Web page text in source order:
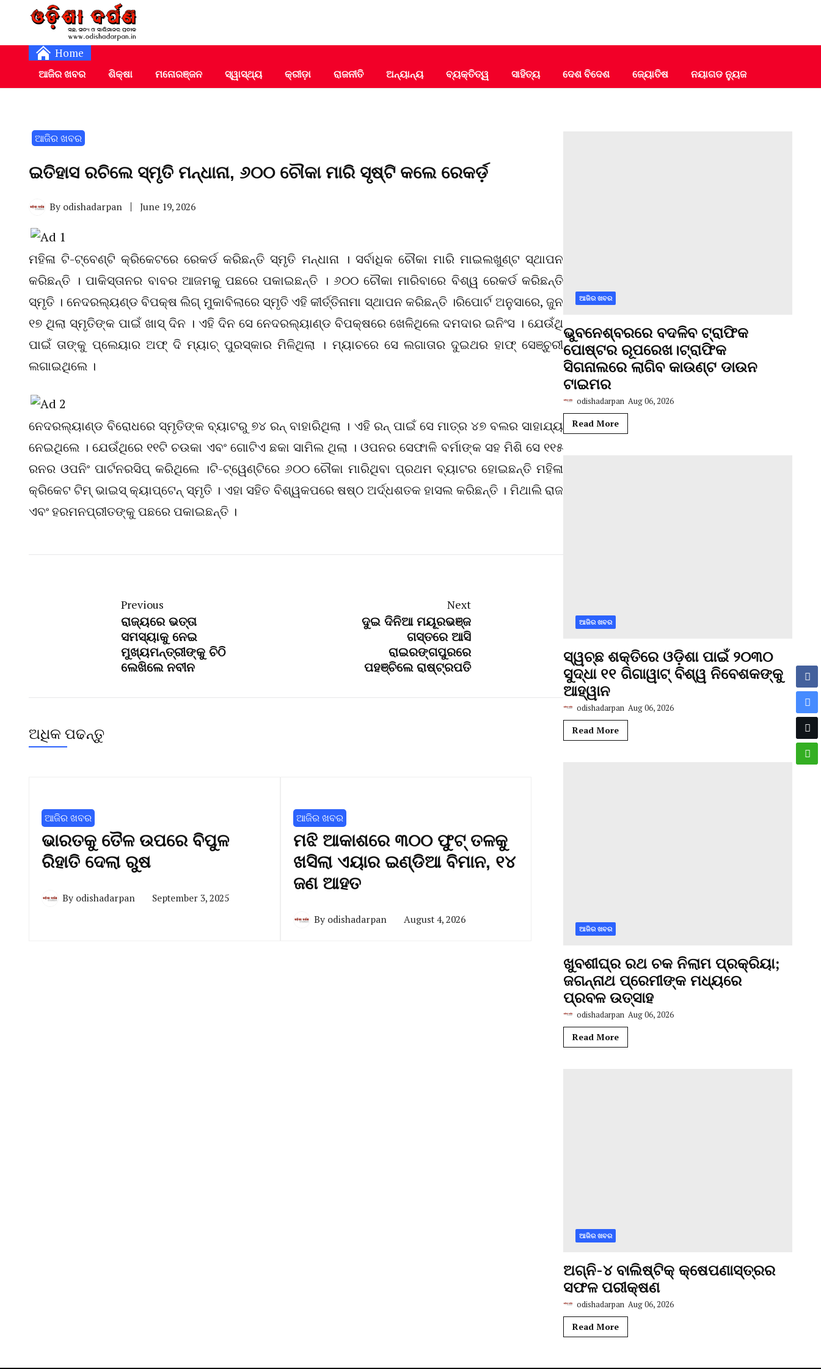
Home
ଆଜିର ଖବର ଶିକ୍ଷା ମନୋରଞ୍ଜନ ସ୍ୱାସ୍ଥ୍ୟ କ୍ରୀଡ଼ା ରାଜନୀତି ଅନ୍ୟାନ୍ୟ ବ୍ୟକ୍ତିତ୍ୱ ସାହିତ୍ୟ ଦେଶ ବିଦେଶ ଜ୍ୟୋତିଷ ନୟାଗଡ ନ୍ୟୁଜ
ଆଜିର ଖବର
ଇତିହାସ ରଚିଲେ ସ୍ମୃତି ମନ୍ଧାନା, ୬୦୦ ଚୌକା ମାରି ସୃଷ୍ଟି କଲେ ରେକର୍ଡ଼
By odishadarpan June 19, 2026
ମହିଳା ଟି-ଟ୍ବେଣ୍ଟି କ୍ରିକେଟରେ ରେକର୍ଡ କରିଛନ୍ତି ସ୍ମୃତି ମନ୍ଧାନା । ସର୍ବାଧିକ ଚୌକା ମାରି ମାଇଲଖୁଣ୍ଟ ସ୍ଥାପନ
କରିଛନ୍ତି । ପାକିସ୍ତାନର ବାବର ଆଜମକୁ ପଛରେ ପକାଇଛନ୍ତି । ୬୦୦ ଚୌକା ମାରିବାରେ ବିଶ୍ୱ ରେକର୍ଡ କରିଛନ୍ତି
ସ୍ମୃତି । ନେଦରଲ୍ୟଣ୍ଡ ବିପକ୍ଷ ଲିଗ୍ ମୁକାବିଲାରେ ସ୍ମୃତି ଏହି କୀର୍ତ୍ତିନାମା ସ୍ଥାପନ କରିଛନ୍ତି ।ରିପୋର୍ଟ ଅନୁସାରେ, ଜୁନ
୧୭ ଥିଲା ସ୍ମୃତିଙ୍କ ପାଇଁ ଖାସ୍ ଦିନ । ଏହି ଦିନ ସେ ନେଦରଲ୍ୟାଣ୍ଡ ବିପକ୍ଷରେ ଖେଳିଥିଲେ ଦମଦାର ଇନିଂସ । ଯେଉଁଥି
ପାଇଁ ତାଙ୍କୁ ପ୍ଲେୟାର ଅଫ୍ ଦି ମ୍ୟାଚ୍ ପୁରସ୍କାର ମିଳିଥିଲା । ମ୍ୟାଚରେ ସେ ଲଗାତାର ଦୁଇଥର ହାଫ୍ ସେଞ୍ଚୁରୀ
ଲଗାଇଥିଲେ ।
ନେଦରଲ୍ୟାଣ୍ଡ ବିରୋଧରେ ସ୍ମୃତିଙ୍କ ବ୍ୟାଟରୁ ୭୪ ରନ୍ ବାହାରିଥିଲା । ଏହି ରନ୍ ପାଇଁ ସେ ମାତ୍ର ୪୭ ବଲର ସାହାଯ୍ୟ
ନେଇଥିଲେ । ଯେଉଁଥିରେ ୧୧ଟି ଚଉକା ଏବଂ ଗୋଟିଏ ଛକା ସାମିଲ ଥିଲା । ଓପନର ସେଫାଳି ବର୍ମାଙ୍କ ସହ ମିଶି ସେ ୧୧୫
ରନର ଓପନିଂ ପାର୍ଟନରସିପ୍ କରିଥିଲେ ।ଟି-ଟ୍ୱେଣ୍ଟିରେ ୬୦୦ ଚୌକା ମାରିଥିବା ପ୍ରଥମ ବ୍ୟାଟର ହୋଇଛନ୍ତି ମହିଳା
କ୍ରିକେଟ ଟିମ୍ ଭାଇସ୍ କ୍ୟାପ୍ଟେନ୍ ସ୍ମୃତି । ଏହା ସହିତ ବିଶ୍ୱକପରେ ଷଷ୍ଠ ଅର୍ଦ୍ଧଶତକ ହାସଲ କରିଛନ୍ତି । ମିଥାଲି ରାଜ
ଏବଂ ହରମନପ୍ରୀତଙ୍କୁ ପଛରେ ପକାଇଛନ୍ତି ।
Previous
ରାଜ୍ୟରେ ଭତ୍ତା
ସମସ୍ୟାକୁ ନେଇ
ମୁଖ୍ୟମନ୍ତ୍ରୀଙ୍କୁ ଚିଠି
ଲେଖିଲେ ନବୀନ
Next
ଦୁଇ ଦିନିଆ ମୟୂରଭଞ୍ଜ
ଗସ୍ତରେ ଆସି
ରାଇରଙ୍ଗପୁରରେ
ପହଞ୍ଚିଲେ ରାଷ୍ଟ୍ରପତି
ଅଧିକ ପଢନ୍ତୁ
ଆଜିର ଖବର
ଭାରତକୁ ତୈଳ ଉପରେ ବିପୁଳ
ରିହାତି ଦେଲା ରୁଷ
By odishadarpan September 3, 2025
ଆଜିର ଖବର
ମଝି ଆକାଶରେ ୩୦୦ ଫୁଟ୍ ତଳକୁ
ଖସିଲା ଏୟାର ଇଣ୍ଡିଆ ବିମାନ, ୧୪
ଜଣ ଆହତ
By odishadarpan August 4, 2026
ଆଜିର ଖବର
ଭୁବନେଶ୍ବରରେ ବଦଳିବ ଟ୍ରାଫିକ
ପୋଷ୍ଟର ରୂପରେଖ।ଟ୍ରାଫିକ
ସିଗନାଲରେ ଲାଗିବ କାଉଣ୍ଟ ଡାଉନ
ଟାଇମର
odishadarpan Aug 06, 2026
Read More
ଆଜିର ଖବର
ସ୍ୱଚ୍ଛ ଶକ୍ତିରେ ଓଡ଼ିଶା ପାଇଁ ୨୦୩୦
ସୁଦ୍ଧା ୧୧ ଗିଗାୱାଟ୍ ବିଶ୍ୱ ନିବେଶକଙ୍କୁ
ଆହ୍ୱାନ
odishadarpan Aug 06, 2026
Read More
ଆଜିର ଖବର
ଖୁବଶୀଘ୍ର ରଥ ଚକ ନିଲାମ ପ୍ରକ୍ରିୟା;
ଜଗନ୍ନାଥ ପ୍ରେମୀଙ୍କ ମଧ୍ୟରେ
ପ୍ରବଳ ଉତ୍ସାହ
odishadarpan Aug 06, 2026
Read More
ଆଜିର ଖବର
ଅଗ୍ନି-୪ ବାଲିଷ୍ଟିକ୍ କ୍ଷେପଣାସ୍ତ୍ରର
ସଫଳ ପରୀକ୍ଷଣ
odishadarpan Aug 06, 2026
Read More